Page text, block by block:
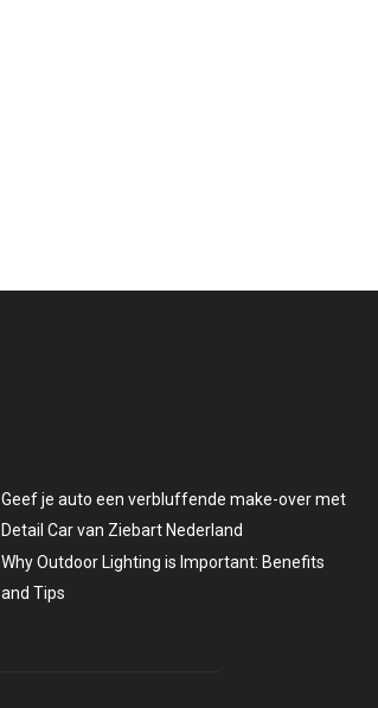
Geef je auto een verbluffende make-over met
Detail Car van Ziebart Nederland
Why Outdoor Lighting is Important: Benefits
and Tips